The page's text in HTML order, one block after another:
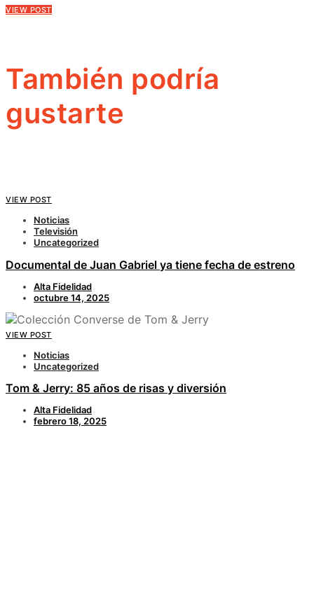
VIEW POST
También podría
gustarte
VIEW POST
Noticias
Televisión
Uncategorized
Documental de Juan Gabriel ya tiene fecha de estreno
Alta Fidelidad
octubre 14, 2025
VIEW POST
Noticias
Uncategorized
Tom & Jerry: 85 años de risas y diversión
Alta Fidelidad
febrero 18, 2025